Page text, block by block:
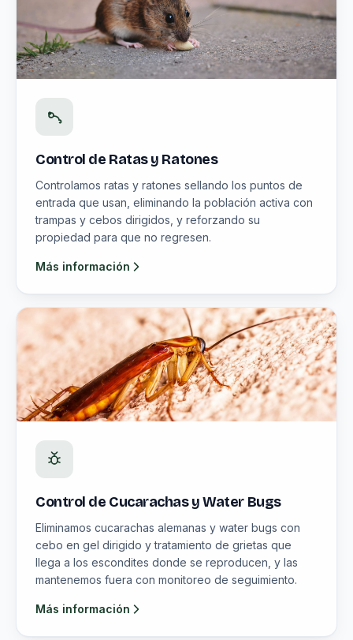
Control de Ratas y Ratones
Controlamos ratas y ratones sellando los puntos de
entrada que usan, eliminando la población activa con
trampas y cebos dirigidos, y reforzando su
propiedad para que no regresen.
Más información
Control de Cucarachas y Water Bugs
Eliminamos cucarachas alemanas y water bugs con
cebo en gel dirigido y tratamiento de grietas que
llega a los escondites donde se reproducen, y las
mantenemos fuera con monitoreo de seguimiento.
Más información